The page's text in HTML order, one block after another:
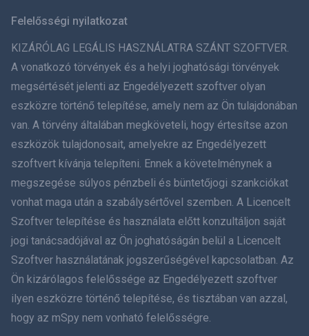
ภาษาไทย
简体中文
Dansk
हिंदी
עברית
Română
Ελληνικά
Felelősségi nyilatkozat
KIZÁRÓLAG LEGÁLIS HASZNÁLATRA SZÁNT SZOFTVER.
A vonatkozó törvények és a helyi joghatósági törvények
megsértését jelenti az Engedélyezett szoftver olyan
eszközre történő telepítése, amely nem az Ön tulajdonában
van. A törvény általában megköveteli, hogy értesítse azon
eszközök tulajdonosait, amelyekre az Engedélyezett
szoftvert kívánja telepíteni. Ennek a követelménynek a
megszegése súlyos pénzbeli és büntetőjogi szankciókat
vonhat maga után a szabálysértővel szemben. A Licencelt
Szoftver telepítése és használata előtt konzultáljon saját
jogi tanácsadójával az Ön joghatóságán belül a Licencelt
Szoftver használatának jogszerűségével kapcsolatban. Az
Ön kizárólagos felelőssége az Engedélyezett szoftver
ilyen eszközre történő telepítése, és tisztában van azzal,
hogy az mSpy nem vonható felelősségre.